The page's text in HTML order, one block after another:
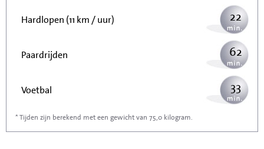
Hardlopen (11 km / uur) 22
Paardrijden 62
Voetbal 33
Stofzuigen
* Tijden zijn berekend met een gewicht van 75,0 kilogram.